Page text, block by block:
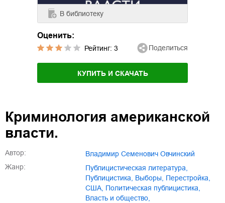
В библиотеку
Оценить:
Рейтинг: 3 Поделиться
КУПИТЬ И СКАЧАТЬ
Криминология американской
власти.
Автор:
Владимир Семенович Овчинский
Жанр:
публицистическая литература,
публицистика, выборы, Перестройка,
США, политическая публицистика,
власть и общество,